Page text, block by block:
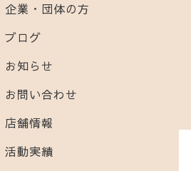
企業・団体の方
ブログ
お知らせ
お問い合わせ
店舗情報
活動実績